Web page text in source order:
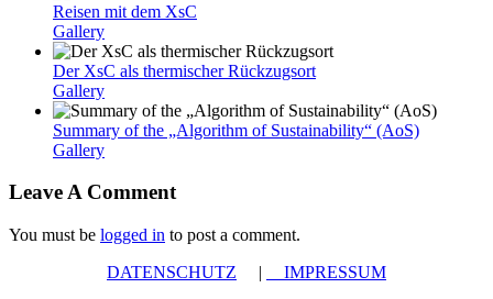
Reisen mit dem XsC
Gallery
Der XsC als thermischer Rückzugsort
Gallery
Summary of the „Algorithm of Sustainability“ (AoS)
Gallery
Leave A Comment
You must be logged in to post a comment.
DATENSCHUTZ | IMPRESSUM